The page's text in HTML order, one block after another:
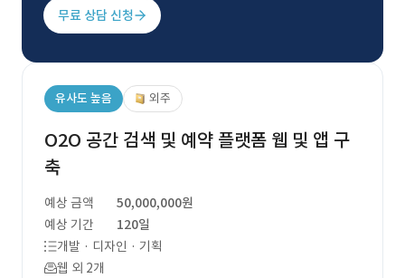
무료 상담 신청
유사도 높음 외주
O2O 공간 검색 및 예약 플랫폼 웹 및 앱 구
축
예상 금액
50,000,000원
예상 기간
120일
개발 · 디자인 · 기획
웹 외 2개